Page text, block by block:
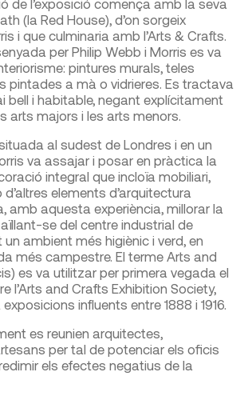
(la Red House), d’on sorgeix
i que culminaria amb l’Arts & Crafts.
per Philip Webb i Morris es va
pintures murals, teles
pintades a mà o vidrieres. Es tractava
bell i habitable, negant explícitament
arts majors i les arts menors.
al sudest de Londres i en un
va assajar i posar en pràctica la
integral que incloïa mobiliari,
elements d’arquitectura
amb aquesta experiència, millorar la
se del centre industrial de
ambient més higiènic i verd, en
més campestre. El terme Arts and
es va utilitzar per primera vegada el
l’Arts and Crafts Exhibition Society,
influents entre 1888 i 1916.
es reunien arquitectes,
per tal de potenciar els oficis
els efectes negatius de la